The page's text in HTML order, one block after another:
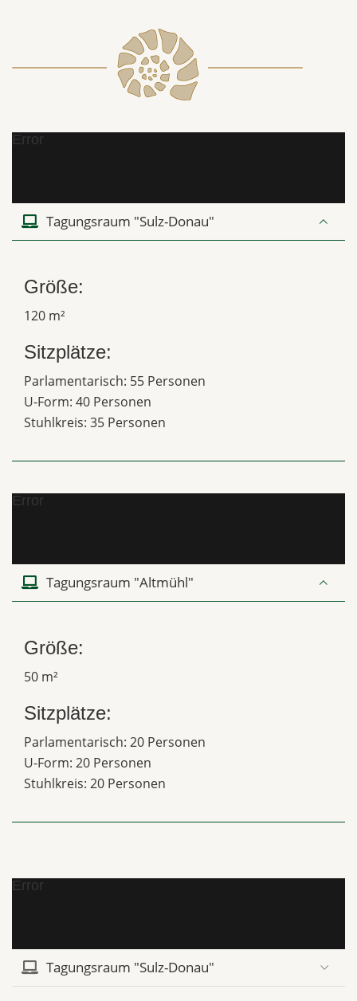
Error
Tagungsraum "Sulz-Donau"
Größe:
120 m²
Sitzplätze:
Parlamentarisch: 55 Personen
U-Form: 40 Personen
Stuhlkreis: 35 Personen
Error
Tagungsraum "Altmühl"
Größe:
50 m²
Sitzplätze:
Parlamentarisch: 20 Personen
U-Form: 20 Personen
Stuhlkreis: 20 Personen
Error
Tagungsraum "Sulz-Donau"